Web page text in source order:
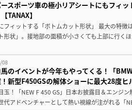
スポーツ車の極小リアシートにもフィ
TANAX】
フィットする「ボトムカット形状」 最大の特
形状」。接地部の面積が小さくても上部に行く
08
のイベントが今年もやってくる！「
新型F450GSの解体ショーに最大28度ヒ
玉！「NEW F 450 GS」日本お披露目＆エンジ
代アドベンチャーとして熱い視線が注がれる「